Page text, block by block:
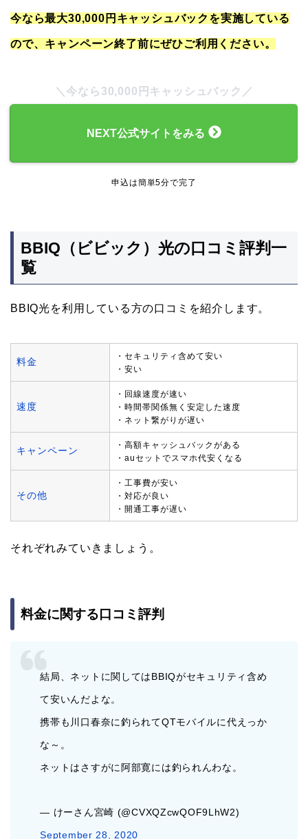
今なら最大30,000円キャッシュバックを実施している
ので、キャンペーン終了前にぜひご利用ください。
＼今なら30,000円キャッシュバック／
NEXT公式サイトをみる
申込は簡単5分で完了
BBIQ（ビビック）光の口コミ評判一
覧
BBIQ光を利用している方の口コミを紹介します。
料金
・セキュリティ含めて安い
・安い
速度
・回線速度が速い
・時間帯関係無く安定した速度
・ネット繋がりが遅い
キャンペーン
・高額キャッシュバックがある
・auセットでスマホ代安くなる
その他
・工事費が安い
・対応が良い
・開通工事が遅い
それぞれみていきましょう。
料金に関する口コミ評判
結局、ネットに関してはBBIQがセキュリティ含め
て安いんだよな。
携帯も川口春奈に釣られてQTモバイルに代えっか
な～。
ネットはさすがに阿部寛には釣られんわな。
— けーさん宮崎 (@CVXQZcwQOF9LhW2)
September 28, 2020